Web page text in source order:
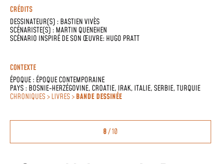
CRÉDITS
DESSINATEUR(S) : BASTIEN VIVÈS
SCÉNARISTE(S) : MARTIN QUENEHEN
SCÉNARIO INSPIRÉ DE SON ŒUVRE: HUGO PRATT
CONTEXTE
ÉPOQUE : ÉPOQUE CONTEMPORAINE
PAYS : BOSNIE-HERZÉGOVINE, CROATIE, IRAK, ITALIE,SERBIE,TURQUIE
CHRONIQUES > LIVRES >BANDE DESSINÉE
8/ 10